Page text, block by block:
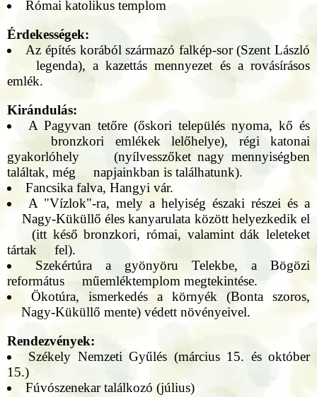
Római katolikus templom
Érdekességek:
Az építés korából származó falkép-sor (Szent László
legenda), a kazettás mennyezet és a rovásírásos
emlék.
Kirándulás:
A Pagyvan tetőre (őskori település nyoma, kő és
bronzkori emlékek lelőhelye), régi katonai
gyakorlóhely (nyílvesszőket nagy mennyiségben
találtak, még napjainkban is találhatunk).
Fancsika falva, Hangyi vár.
A "Vízlok"-ra, mely a helyiség északi részei és a
Nagy-Küküllő éles kanyarulata között helyezkedik el
(itt késő bronzkori, római, valamint dák leleteket
tártak fel).
Szekértúra a gyönyöru Telekbe, a Bögözi
református műemléktemplom megtekintése.
Ökotúra, ismerkedés a környék (Bonta szoros,
Nagy-Küküllő mente) védett növényeivel.
Rendezvények:
Székely Nemzeti Gyűlés (március 15. és október
15.)
Fúvószenekar találkozó (július)